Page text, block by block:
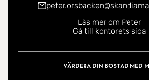
Läs mer om Peter
Gå till kontorets sida
Värdera din bostad med